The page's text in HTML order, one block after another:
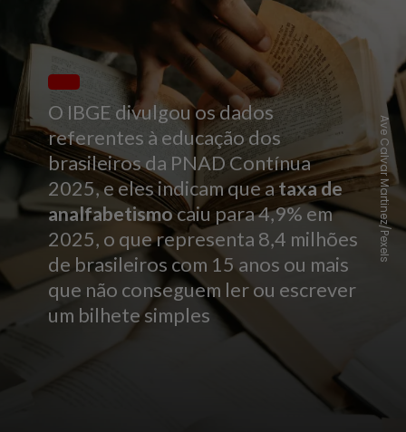
O IBGE divulgou os dados
referentes à educação dos
brasileiros da PNAD Contínua
2025, e eles indicam que ataxa de
analfabetismocaiu para 4,9% em
2025, o que representa 8,4 milhões
de brasileiros com 15 anos ou mais
que não conseguem ler ou escrever
um bilhete simples
Ave Calvar Martinez/Pexels